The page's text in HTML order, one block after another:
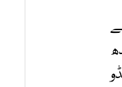
میں سندھ